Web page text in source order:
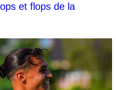
et flops de la